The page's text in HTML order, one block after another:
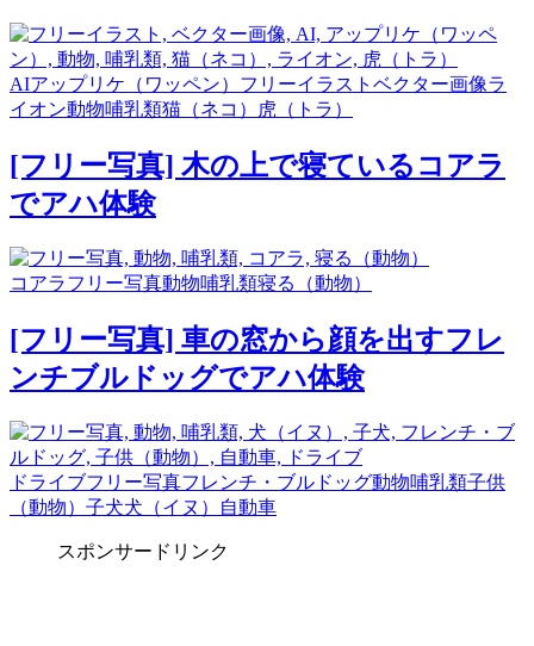
AIアップリケ（ワッペン） フリーイラスト ベクター画像ラ
イオン動物哺乳類猫（ネコ） 虎（トラ）
[フリー写真] 木の上で寝ているコアラ
でアハ体験
コアラフリー写真動物哺乳類寝る（動物）
[フリー写真] 車の窓から顔を出すフレ
ンチブルドッグでアハ体験
ドライブフリー写真フレンチ・ブルドッグ動物哺乳類子供
（動物） 子犬犬（イヌ） 自動車
スポンサードリンク